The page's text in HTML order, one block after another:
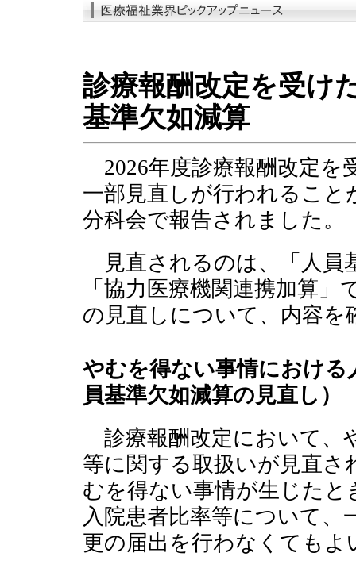
診療報酬改定を受け
基準欠如減算
2026年度診療報酬改定を
一部見直しが行われること
分科会で報告されました。
見直されるのは、「人員
「協力医療機関連携加算
の見直しについて、内容を
やむを得ない事情における
員基準欠如減算の見直し）
診療報酬改定において、
等に関する取扱いが見直さ
むを得ない事情が生じたと
入院患者比率等について
更の届出を行わなくてもよ